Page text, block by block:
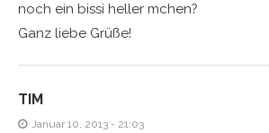
noch ein bissi heller mchen?
Ganz liebe Grüße!
TIM
Januar 10, 2013 - 21:03